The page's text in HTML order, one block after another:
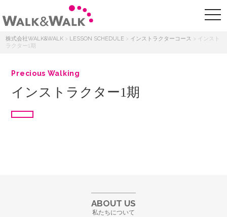
株式会社WALK&WALK > LESSON SCHEDULE > インストラクターコース > インスト
ラクター1期
Precious Walking
インストラクター1期
ABOUT US
私たちについて